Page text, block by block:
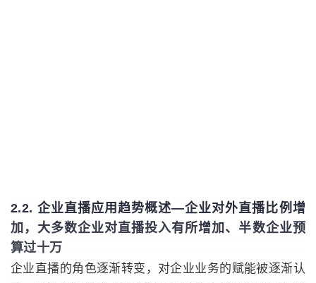
2.2. 企业直播应用趋势概述—企业对外直播比例增
加，大多数企业对直播投入有所增加、半数企业预
算过十万
企业直播的角色逐渐转变，对企业业务的赋能被逐渐认